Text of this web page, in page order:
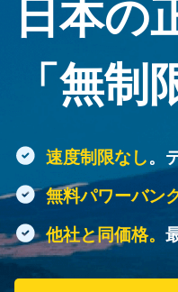
日本の
「無制
速度制限なし。
無料パワーバン
他社と同価格。